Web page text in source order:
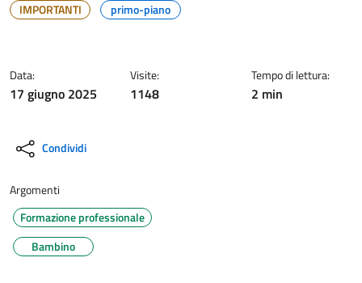
IMPORTANTI primo-piano
Data:
17 giugno 2025
Visite:
1148
Tempo di lettura:
2 min
Condividi
Argomenti
Formazione professionale
Bambino